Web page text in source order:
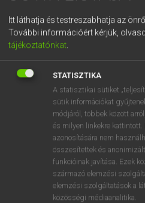
Európai uniós
VAN
Van előfizetésem a teljes
Itt láthatja és testreszabhatja az
További információért kérjük,
tájékoztatónkat.
STATISZTIKA
A statisztikai sütiket
sütik információkat
módjáról, többek között
és milyen linkekre kattintott.
azonosítására nem
összesítettek és
funkcióinak javítása. Ezek
származó elemzési
elemzési szolgáltatások a
közösségi médiaanalitika.
t z u i
g h j k l é
n m , .